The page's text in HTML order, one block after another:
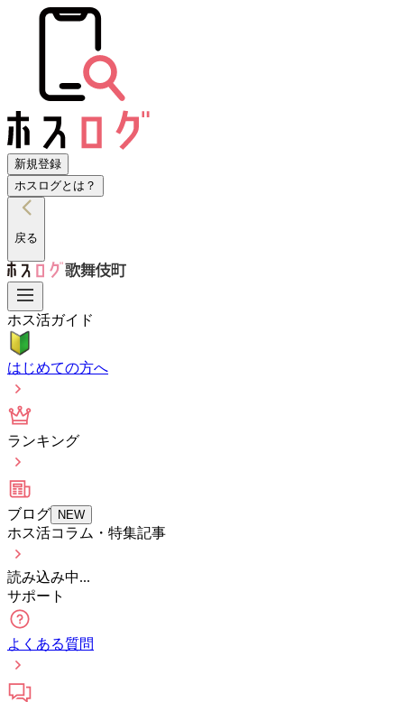
新規登録
ホスログとは？
戻る
ホス活ガイド
はじめての方へ
ランキング
ブログ NEW
ホス活コラム・特集記事
読み込み中...
サポート
よくある質問